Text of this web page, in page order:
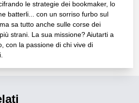
le strategie dei bookmaker, lo
batterli... con un sorriso furbo sul
sa tutto anche sulle corse dei
strani. La sua missione? Aiutarti a
con la passione di chi vive di